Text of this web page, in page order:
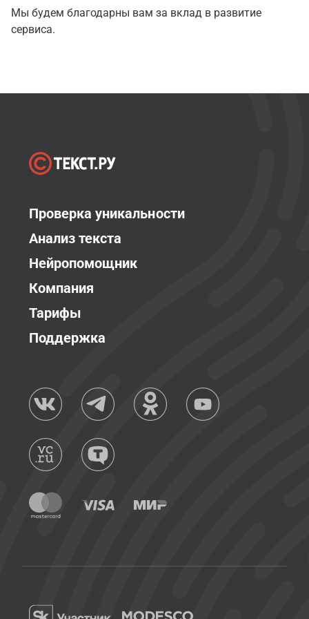
Мы будем благодарны вам за вклад в развитие
сервиса.
Проверка уникальности
Анализ текста
Нейропомощник
Компания
Тарифы
Поддержка